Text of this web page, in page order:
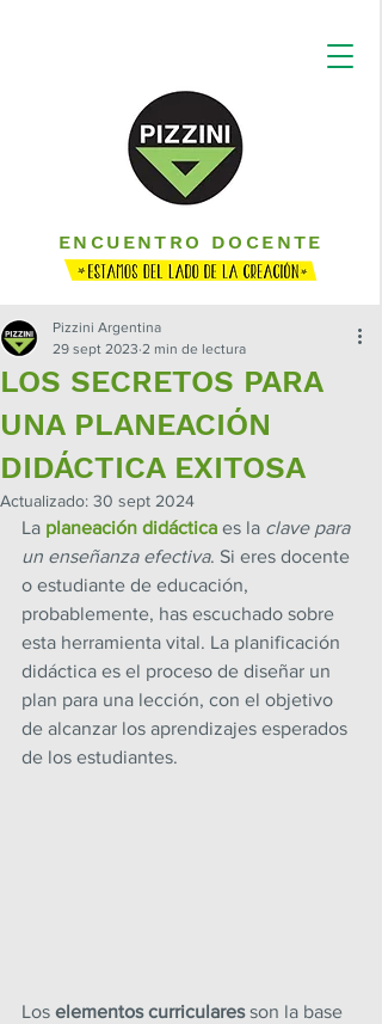
ENCUENTRO DOCENTE
LOS SECRETOS PARA
UNA PLANEACIÓN
DIDÁCTICA EXITOSA
Pizzini Argentina
29 sept 2023 2 min de lectura
Actualizado: 30 sept 2024
La planeación didáctica es la clave para
un enseñanza efectiva. Si eres docente
o estudiante de educación,
probablemente, has escuchado sobre
esta herramienta vital. La planificación
didáctica es el proceso de diseñar un
plan para una lección, con el objetivo
de alcanzar los aprendizajes esperados
de los estudiantes.
Los elementos curriculares son la base